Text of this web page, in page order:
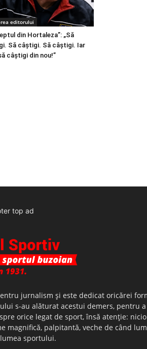
editorului
din Hortaleza”: „Să
Să câștigi. Să câștigi. Iar
câștigi din nou!”
top ad
jurnalism şi este dedicat oricărei
s-au alăturat acestui demers, pentru
orice legat de sport, însă atenţie:
palpitantă, veche de când
sportului.